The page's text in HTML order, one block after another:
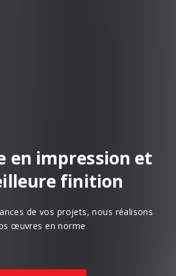
en impression et
finition
de vos projets, nous réalisons
œuvres en norme